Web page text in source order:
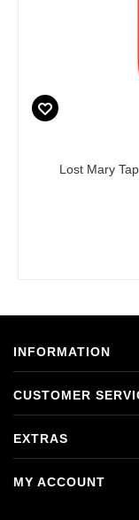
Lost Mary
INFORMATION
CUSTOMER
EXTRAS
MY ACCOUNT